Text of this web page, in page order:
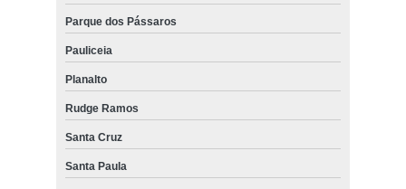
Parque dos Pássaros
Pauliceia
Planalto
Rudge Ramos
Santa Cruz
Santa Paula